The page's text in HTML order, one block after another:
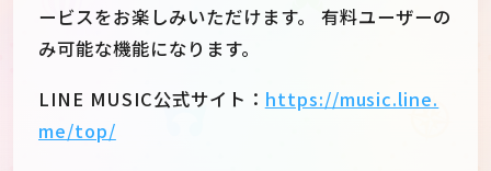
ービスをお楽しみいただけます。 有料ユーザーの
み可能な機能になります。
LINE MUSIC公式サイト： https://music.line.
me/top/